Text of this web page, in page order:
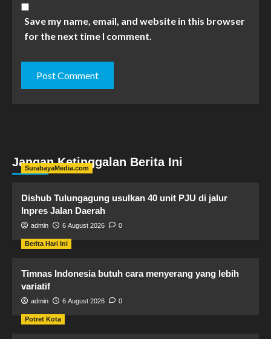
Save my name, email, and website in this browser
for the next time I comment.
Jangan Ketinggalan Berita Ini
SurabayaMedia.com
Dishub Tulungagung usulkan 40 unit PJU di jalur
Inpres Jalan Daerah
admin 6 August 2026 0
Berita Hari Ini
Timnas Indonesia butuh cara menyerang yang lebih
variatif
admin 6 August 2026 0
Potret Kota